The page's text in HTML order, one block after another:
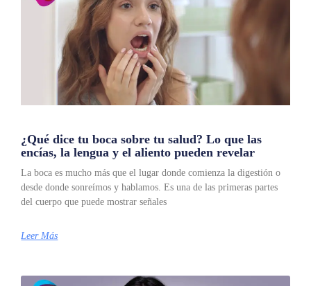
¿Qué dice tu boca sobre tu salud? Lo que las
encías, la lengua y el aliento pueden revelar
La boca es mucho más que el lugar donde comienza la digestión o
desde donde sonreímos y hablamos. Es una de las primeras partes
del cuerpo que puede mostrar señales
Leer Más